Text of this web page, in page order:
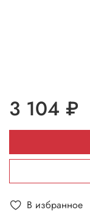
В избранное
3 104 ₽